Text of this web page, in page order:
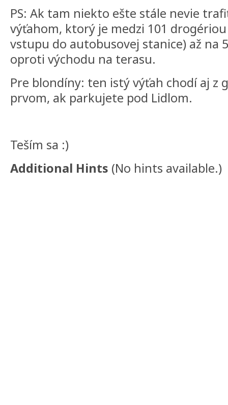
PS: Ak tam niekto ešte stále nevie
výťahom, ktorý je medzi 101
vstupu do autobusovej stanice) až na
oproti východu na terasu.
Pre blondíny: ten istý výťah chodí aj z
prvom, ak parkujete pod Lidlom.
Teším sa :)
Additional Hints (No hints available.)